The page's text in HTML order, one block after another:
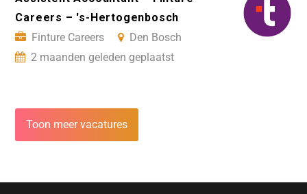
Careers – 's-Hertogenbosch
Finture Careers
Den Bosch
2 maanden geleden geplaatst
Toon meer vacatures